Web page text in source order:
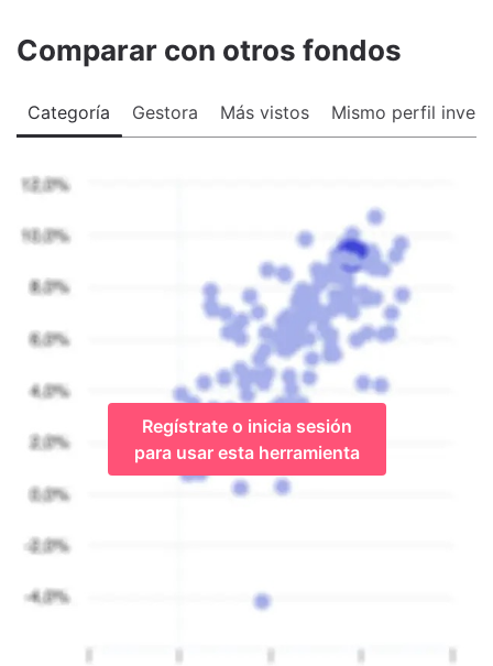
Comparar con otros fondos
Categoría Gestora Más vistos Mismo perfil
Regístrate o inicia sesión
para usar esta herramienta